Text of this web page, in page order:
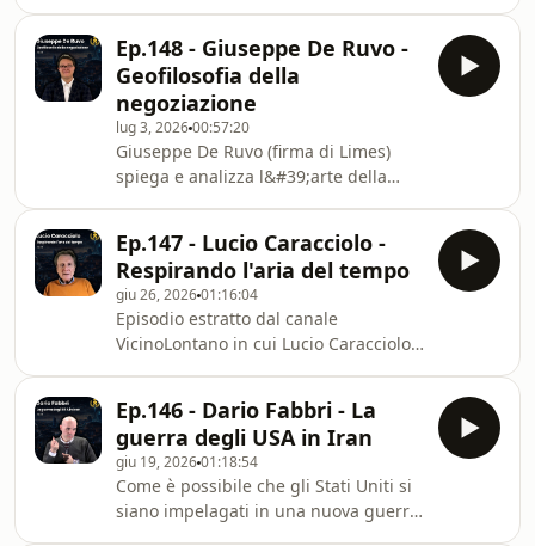
Emiliano Brancaccio. Estratti solo
degli interventi di Lucio
Caracciolo.Video originale su YouTube:
https://www.youtube.com/watch?
v=hAPLkqs_8Pw Link a Imperium
Podcast - Geopolitica:
https://open.spotify.com/show/
Ep.148 - Giuseppe De Ruvo -
Geofilosofia della
negoziazione
lug 3, 202600:57:20
Giuseppe De Ruvo (firma di Limes)
spiega e analizza l&#39;arte della
la nostra comprensione
dell&#39;attualità. Video originale:
https://www.youtube.com/watch?
v=BgfBLn1G-xk Link a Imperium
Podcast - Geopolitica:
https://open.spotify.com/show/
Ep.147 - Lucio Caracciolo -
Respirando l'aria del tempo
giu 26, 202601:16:04
Episodio estratto dal canale
VicinoLontano in cui Lucio Caracciolo
sviluppo dell&#39;Intelligenza
Artificiale, conflitto tra Russia e
Ucraina e potenziale crisi a Taiwan.
Video originale:
https://www.youtube.com/watch?
Ep.146 - Dario Fabbri - La
guerra degli USA in Iran
giu 19, 202601:18:54
Come è possibile che gli Stati Uniti si
siano impelagati in una nuova guerra